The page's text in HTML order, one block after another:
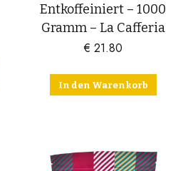
Entkoffeiniert – 1000
Gramm – La Cafferia
€ 21.80
In den Warenkorb